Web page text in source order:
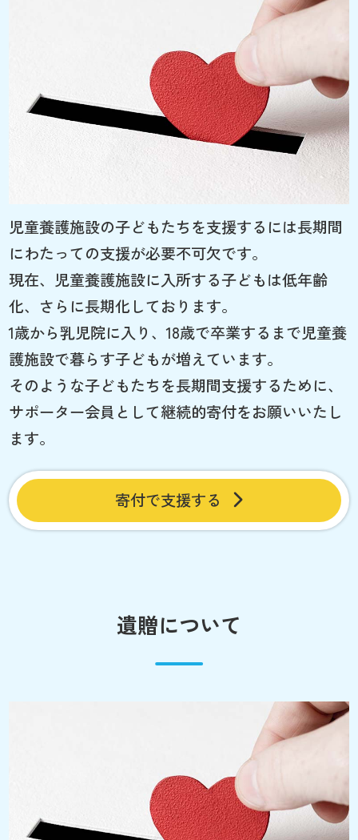
児童養護施設の子どもたちを支援するには長期間
にわたっての支援が必要不可欠です。
現在、児童養護施設に入所する子どもは低年齢
化、さらに長期化しております。
1歳から乳児院に入り、18歳で卒業するまで児童養
護施設で暮らす子どもが増えています。
そのような子どもたちを長期間支援するために、
サポーター会員として継続的寄付をお願いいたし
ます。
寄付で支援する
遺贈について